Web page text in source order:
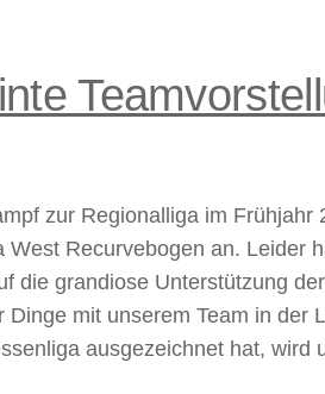
zur Regionalliga im Frühjahr
Recurvebogen an. Leider
die grandiose Unterstützung
mit unserem Team in der
ausgezeichnet hat, wird